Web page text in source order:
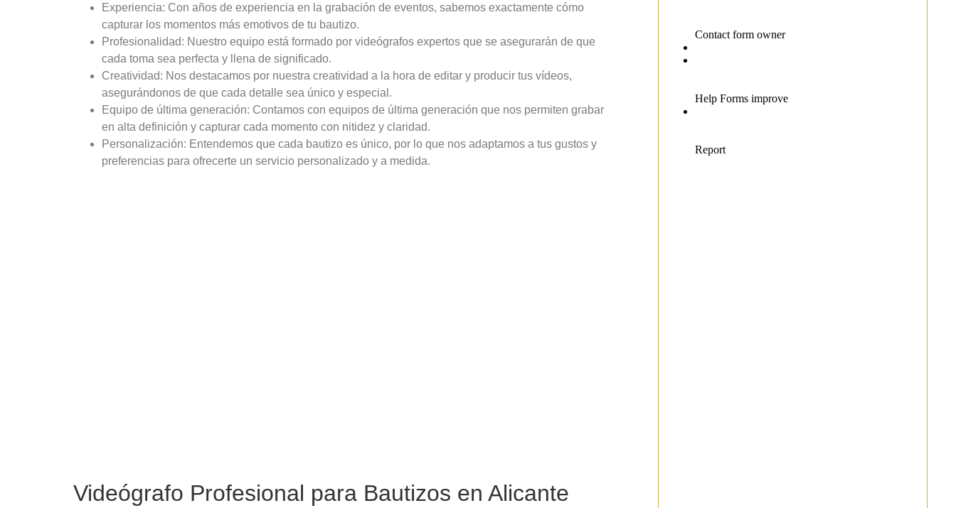
Experiencia: Con años de experiencia en la grabación de eventos, sabemos exactamente cómo
capturar los momentos más emotivos de tu bautizo.
Profesionalidad: Nuestro equipo está formado por videógrafos expertos que se asegurarán de que
cada toma sea perfecta y llena de significado.
Creatividad: Nos destacamos por nuestra creatividad a la hora de editar y producir tus vídeos,
asegurándonos de que cada detalle sea único y especial.
Equipo de última generación: Contamos con equipos de última generación que nos permiten grabar
en alta definición y capturar cada momento con nitidez y claridad.
Personalización: Entendemos que cada bautizo es único, por lo que nos adaptamos a tus gustos y
preferencias para ofrecerte un servicio personalizado y a medida.
Videógrafo Profesional para Bautizos en Alicante